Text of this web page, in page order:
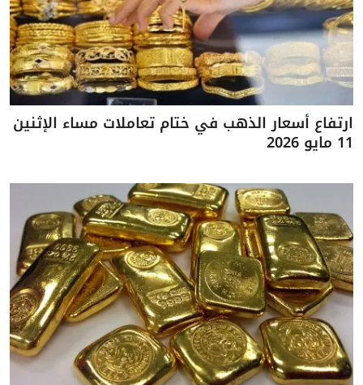
ارتفاع أسعار الذهب في ختام تعاملات مساء الإثنين
11 مايو 2026